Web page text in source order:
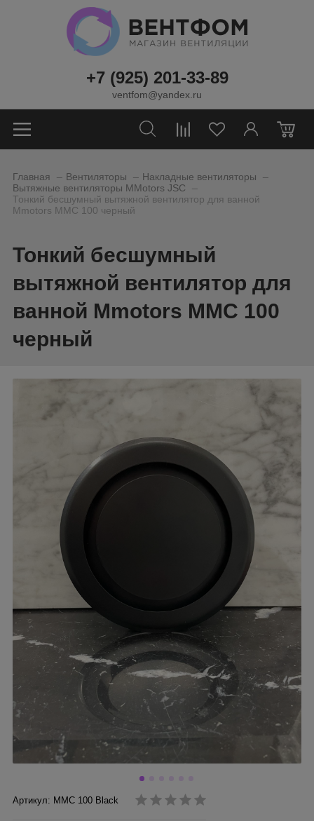
+7 (925) 201-33-89
ventfom@yandex.ru
0
Главная Вентиляторы Накладные вентиляторы
Вытяжные вентиляторы MMotors JSC _
Тонкий бесшумный вытяжной вентилятор для ванной
Mmotors ММC 100 черный
Тонкий бесшумный
вытяжной вентилятор для
ванной Mmotors ММC 100
черный
Артикул: ММC 100 Black